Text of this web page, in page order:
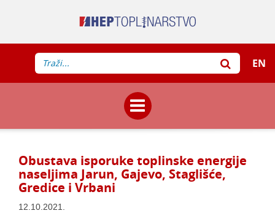
EN
Obustava isporuke toplinske energije
naseljima Jarun, Gajevo, Staglišće,
Gredice i Vrbani
12.10.2021.